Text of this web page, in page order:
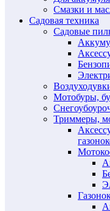
Смазки и
Садовая техника
Садовые
Мотобуры,
Триммеры,